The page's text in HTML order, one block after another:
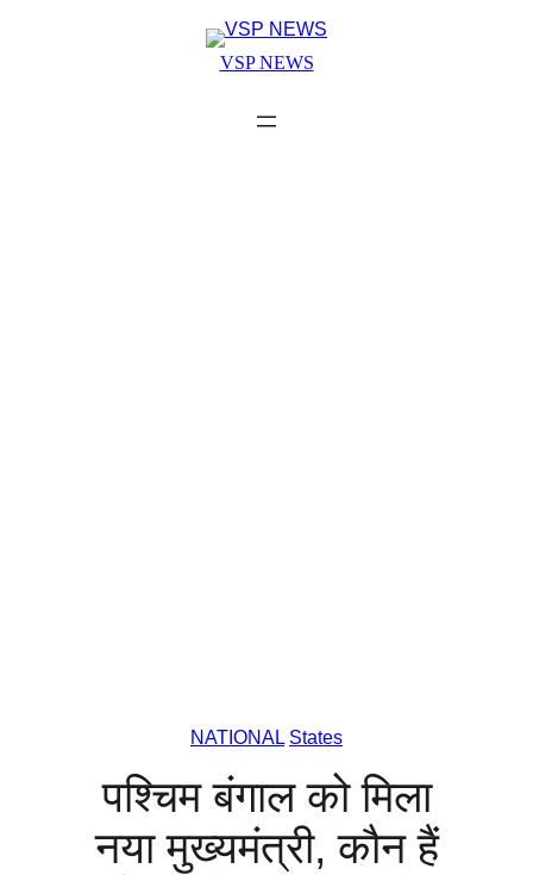
VSP NEWS
NATIONAL States
पश्चिम बंगाल को मिला
नया मुख्यमंत्री, कौन हैं